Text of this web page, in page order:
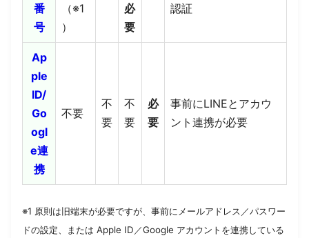
番
号
（※1
）
必
要
認証
Ap
ple
ID/
Go
ogl
e連
携
不要
不
要
不
要
必
要
事前にLINEとアカウ
ント連携が必要
※1 原則は旧端末が必要ですが、事前にメールアドレス／パスワー
ドの設定、または Apple ID／Google アカウントを連携している